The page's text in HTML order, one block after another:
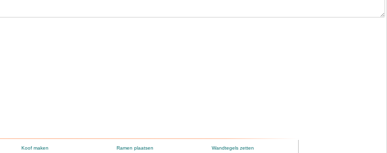
Koof maken Ramen plaatsen Wandtegels zetten